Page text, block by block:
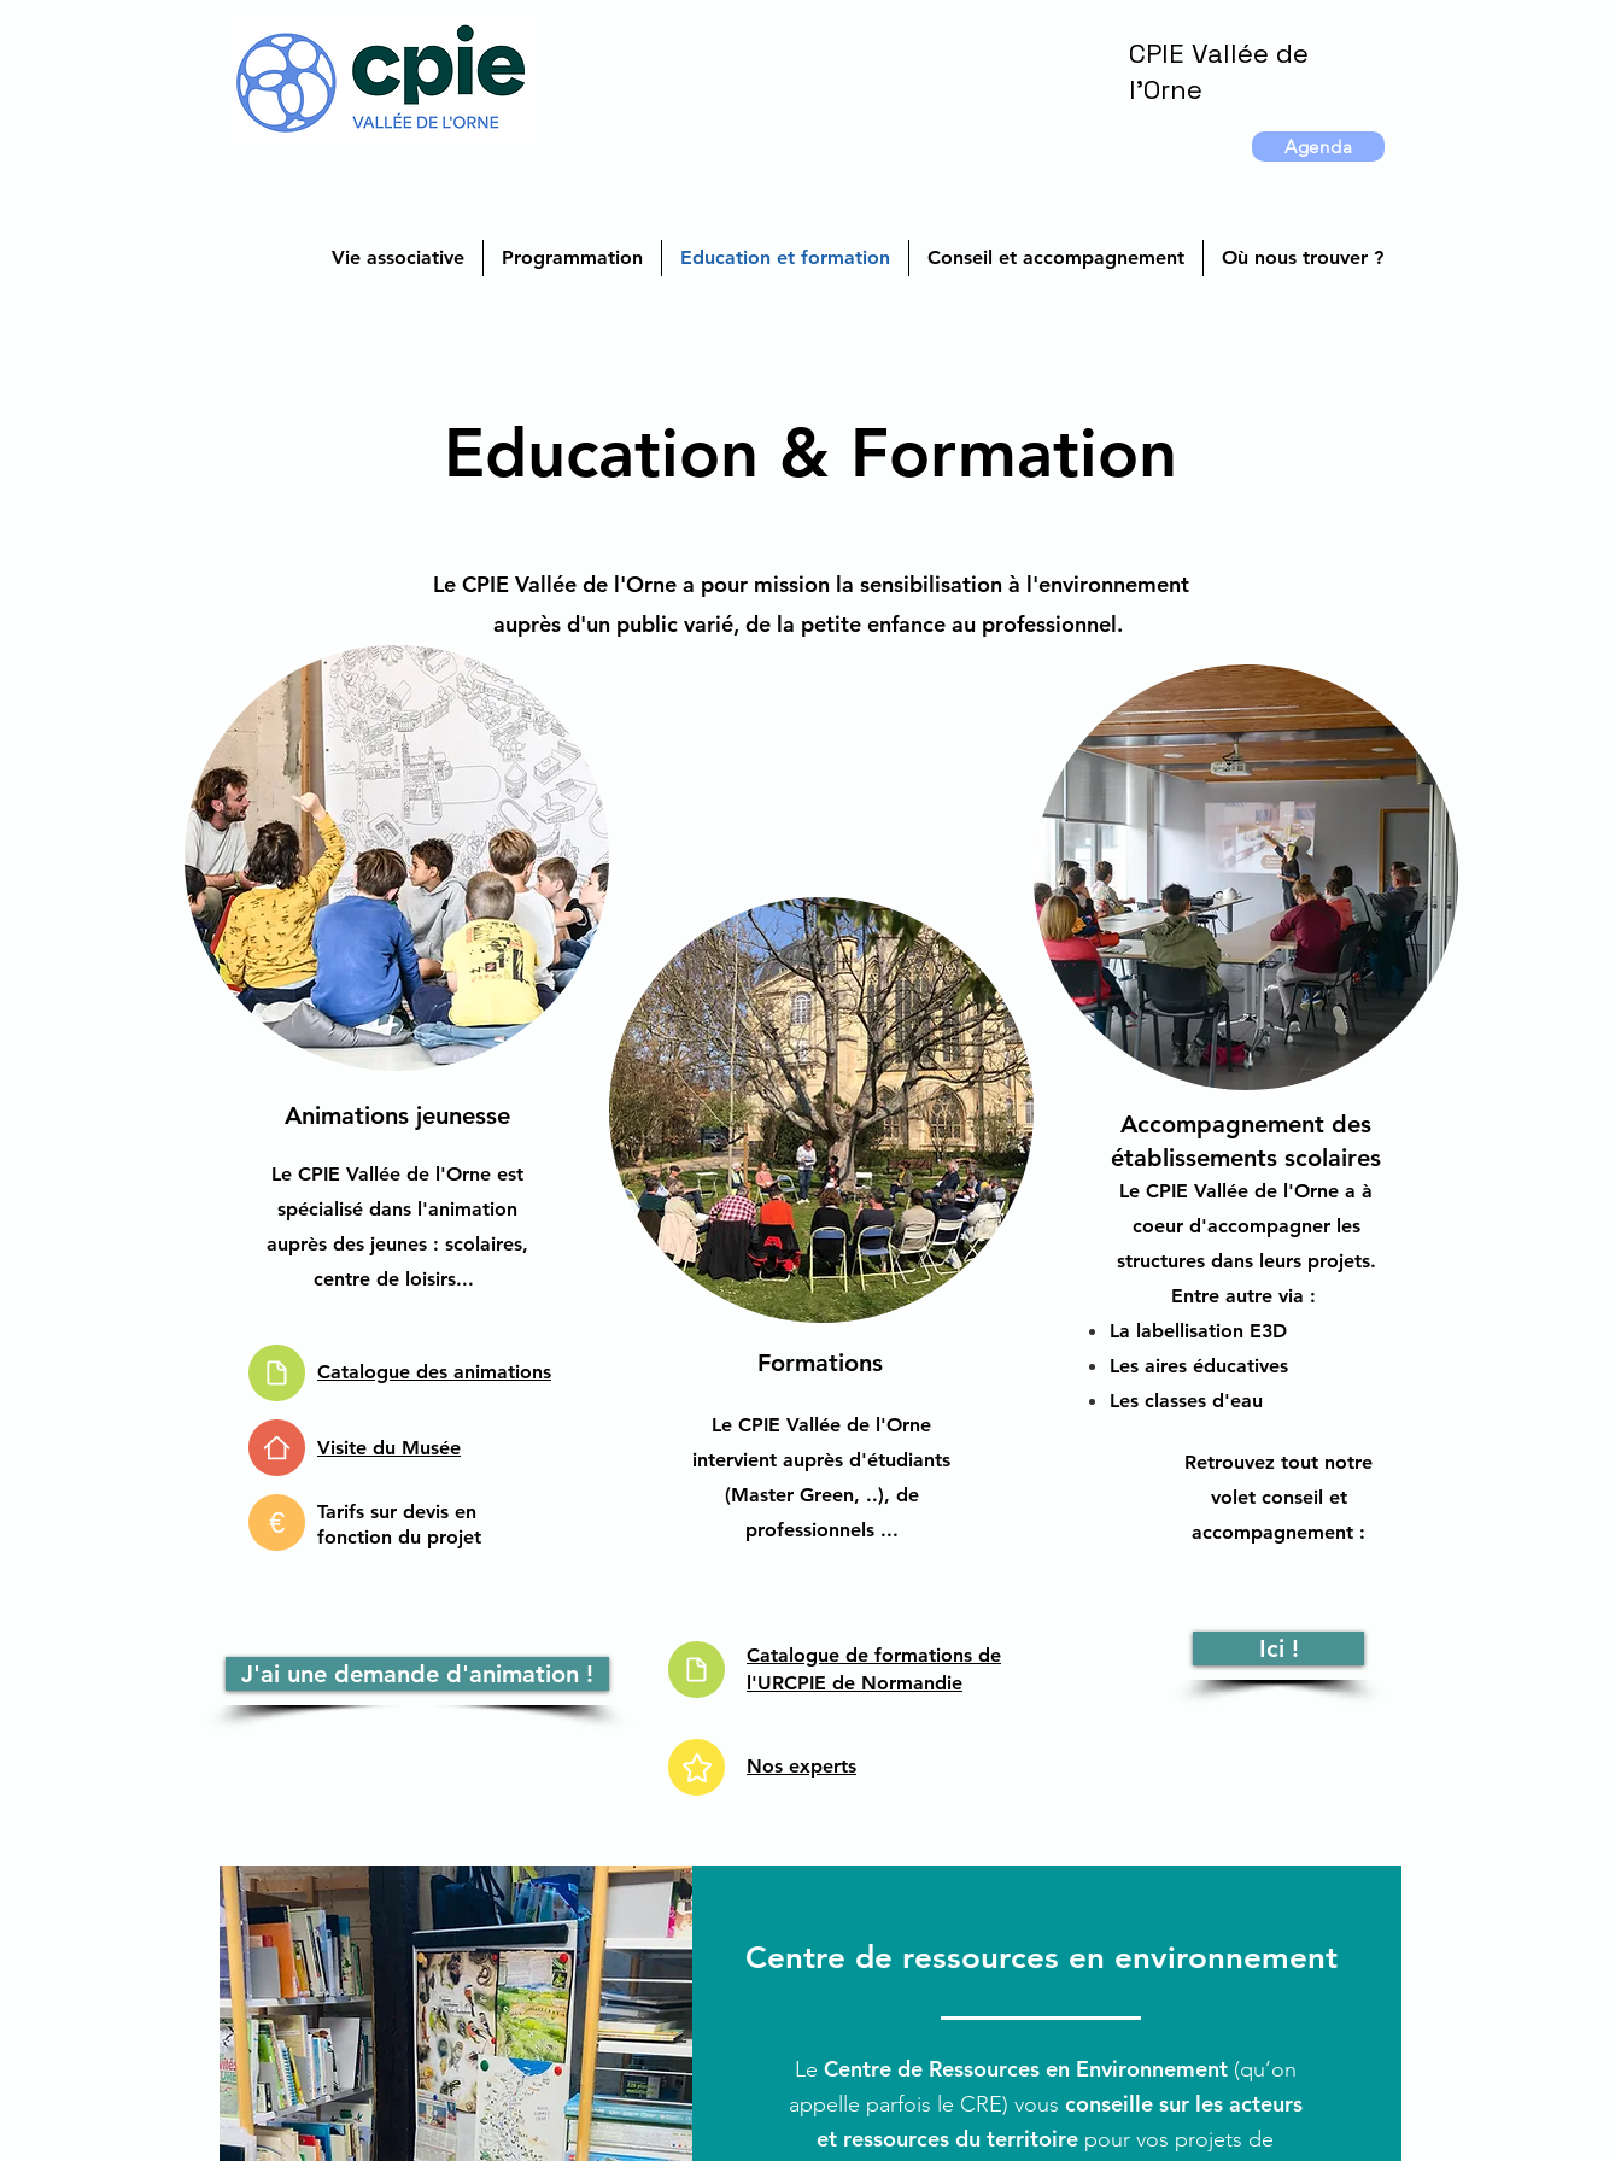
CPIE Vallée de
l'Orne
Agenda
Vie associative Programmation Education et formation Conseil et accompagnement Où nous trouver ?
Education & Formation
Le CPIE Vallée de l'Orne a pour mission la sensibilisation à l'environnement
auprès d'un public varié, de la petite enfance au professionnel.
Animations jeunesse
Le CPIE Vallée de l'Orne est
spécialisé dans l'animation
auprès des jeunes : scolaires,
centre de loisirs...
Catalogue des animations
Visite du Musée
€
Tarifs sur devis en
fonction du projet
Formations
Accompagnement des
établissements scolaires
Le CPIE Vallée de l'Orne a à
coeur d'accompagner les
structures dans leurs projets.
Entre autre via :
La labellisation E3D
Les aires éducatives
Les classes d'eau
Le CPIE Vallée de l'Orne
intervient auprès d'étudiants
(Master Green, ..), de
professionnels ...
Retrouvez tout notre
volet conseil et
accompagnement :
J'ai une demande d'animation !
Catalogue de formations de
l'URCPIE de Normandie
Nos experts
Ici !
Centre de ressources en environnement
Le Centre de Ressources en Environnement (qu’on
appelle parfois le CRE) vous conseille sur les acteurs
et ressources du territoire pour vos projets de